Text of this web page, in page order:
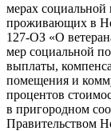
мерах социальной
проживающих в
127-ОЗ «О
мер социальной
выплаты,
помещения и
процентов
в пригородном
Правительством